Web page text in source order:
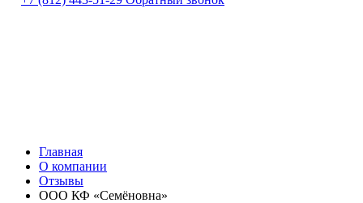
Главная
О компании
Отзывы
ООО КФ «Семёновна»